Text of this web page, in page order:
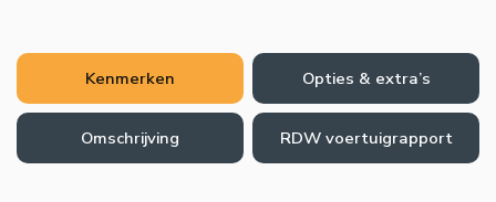
Kenmerken Opties & extra’s
Omschrijving RDW voertuigrapport